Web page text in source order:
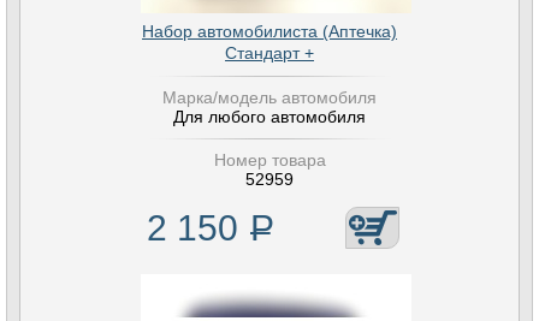
Набор автомобилиста (Аптечка)
Стандарт +
Марка/модель автомобиля
Для любого автомобиля
Номер товара
52959
2 150 Р